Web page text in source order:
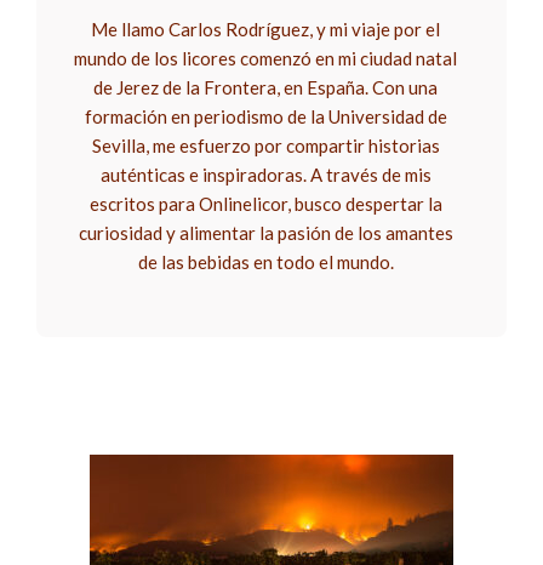
Me llamo Carlos Rodríguez, y mi viaje por el
mundo de los licores comenzó en mi ciudad natal
de Jerez de la Frontera, en España. Con una
formación en periodismo de la Universidad de
Sevilla, me esfuerzo por compartir historias
auténticas e inspiradoras. A través de mis
escritos para Onlinelicor, busco despertar la
curiosidad y alimentar la pasión de los amantes
de las bebidas en todo el mundo.